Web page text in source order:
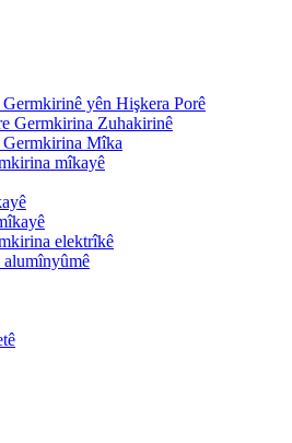
yên Hişkera Porê
Germkirina Zuhakirinê
Germkirina Mîka
mîkayê
elektrîkê
alumînyûmê